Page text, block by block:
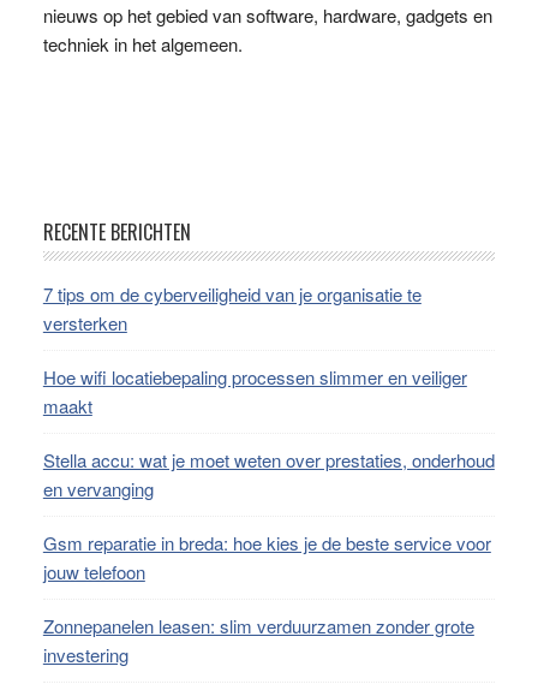
nieuws op het gebied van software, hardware, gadgets en
techniek in het algemeen.
Footer
RECENTE BERICHTEN
7 tips om de cyberveiligheid van je organisatie te
versterken
Hoe wifi locatiebepaling processen slimmer en veiliger
maakt
Stella accu: wat je moet weten over prestaties, onderhoud
en vervanging
Gsm reparatie in breda: hoe kies je de beste service voor
jouw telefoon
Zonnepanelen leasen: slim verduurzamen zonder grote
investering